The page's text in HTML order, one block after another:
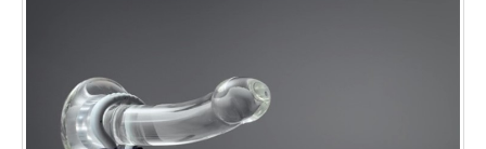
مسکن و ساختمان